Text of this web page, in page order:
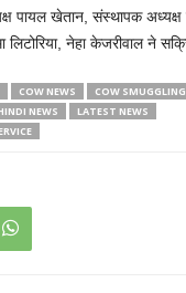
पायल खेतान, संस्थापक अध्यक्ष
नेहा केजरीवाल ने
COW NEWS
COW SMUGGLING
NEWS
LATEST NEWS